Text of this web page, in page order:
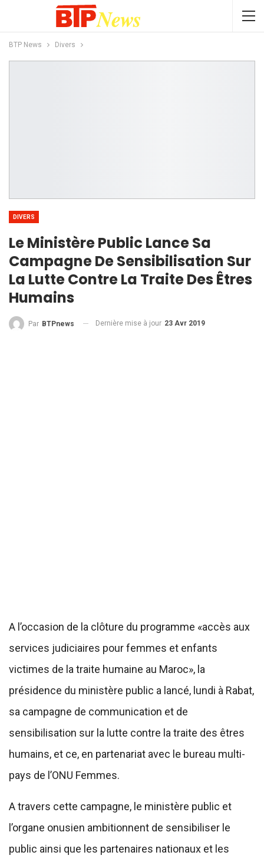
BTP News Divers
DIVERS
Le Ministère Public Lance Sa
Campagne De Sensibilisation Sur
La Lutte Contre La Traite Des Êtres
Humains
Par BTPnews Dernière mise à jour 23 Avr 2019
A l’occasion de la clôture du programme «accès aux
services judiciaires pour femmes et enfants
victimes de la traite humaine au Maroc», la
présidence du ministère public a lancé, lundi à Rabat,
sa campagne de communication et de
sensibilisation sur la lutte contre la traite des êtres
humains, et ce, en partenariat avec le bureau multi-
pays de l’ONU Femmes.
A travers cette campagne, le ministère public et
l’organe onusien ambitionnent de sensibiliser le
public ainsi que les partenaires nationaux et les